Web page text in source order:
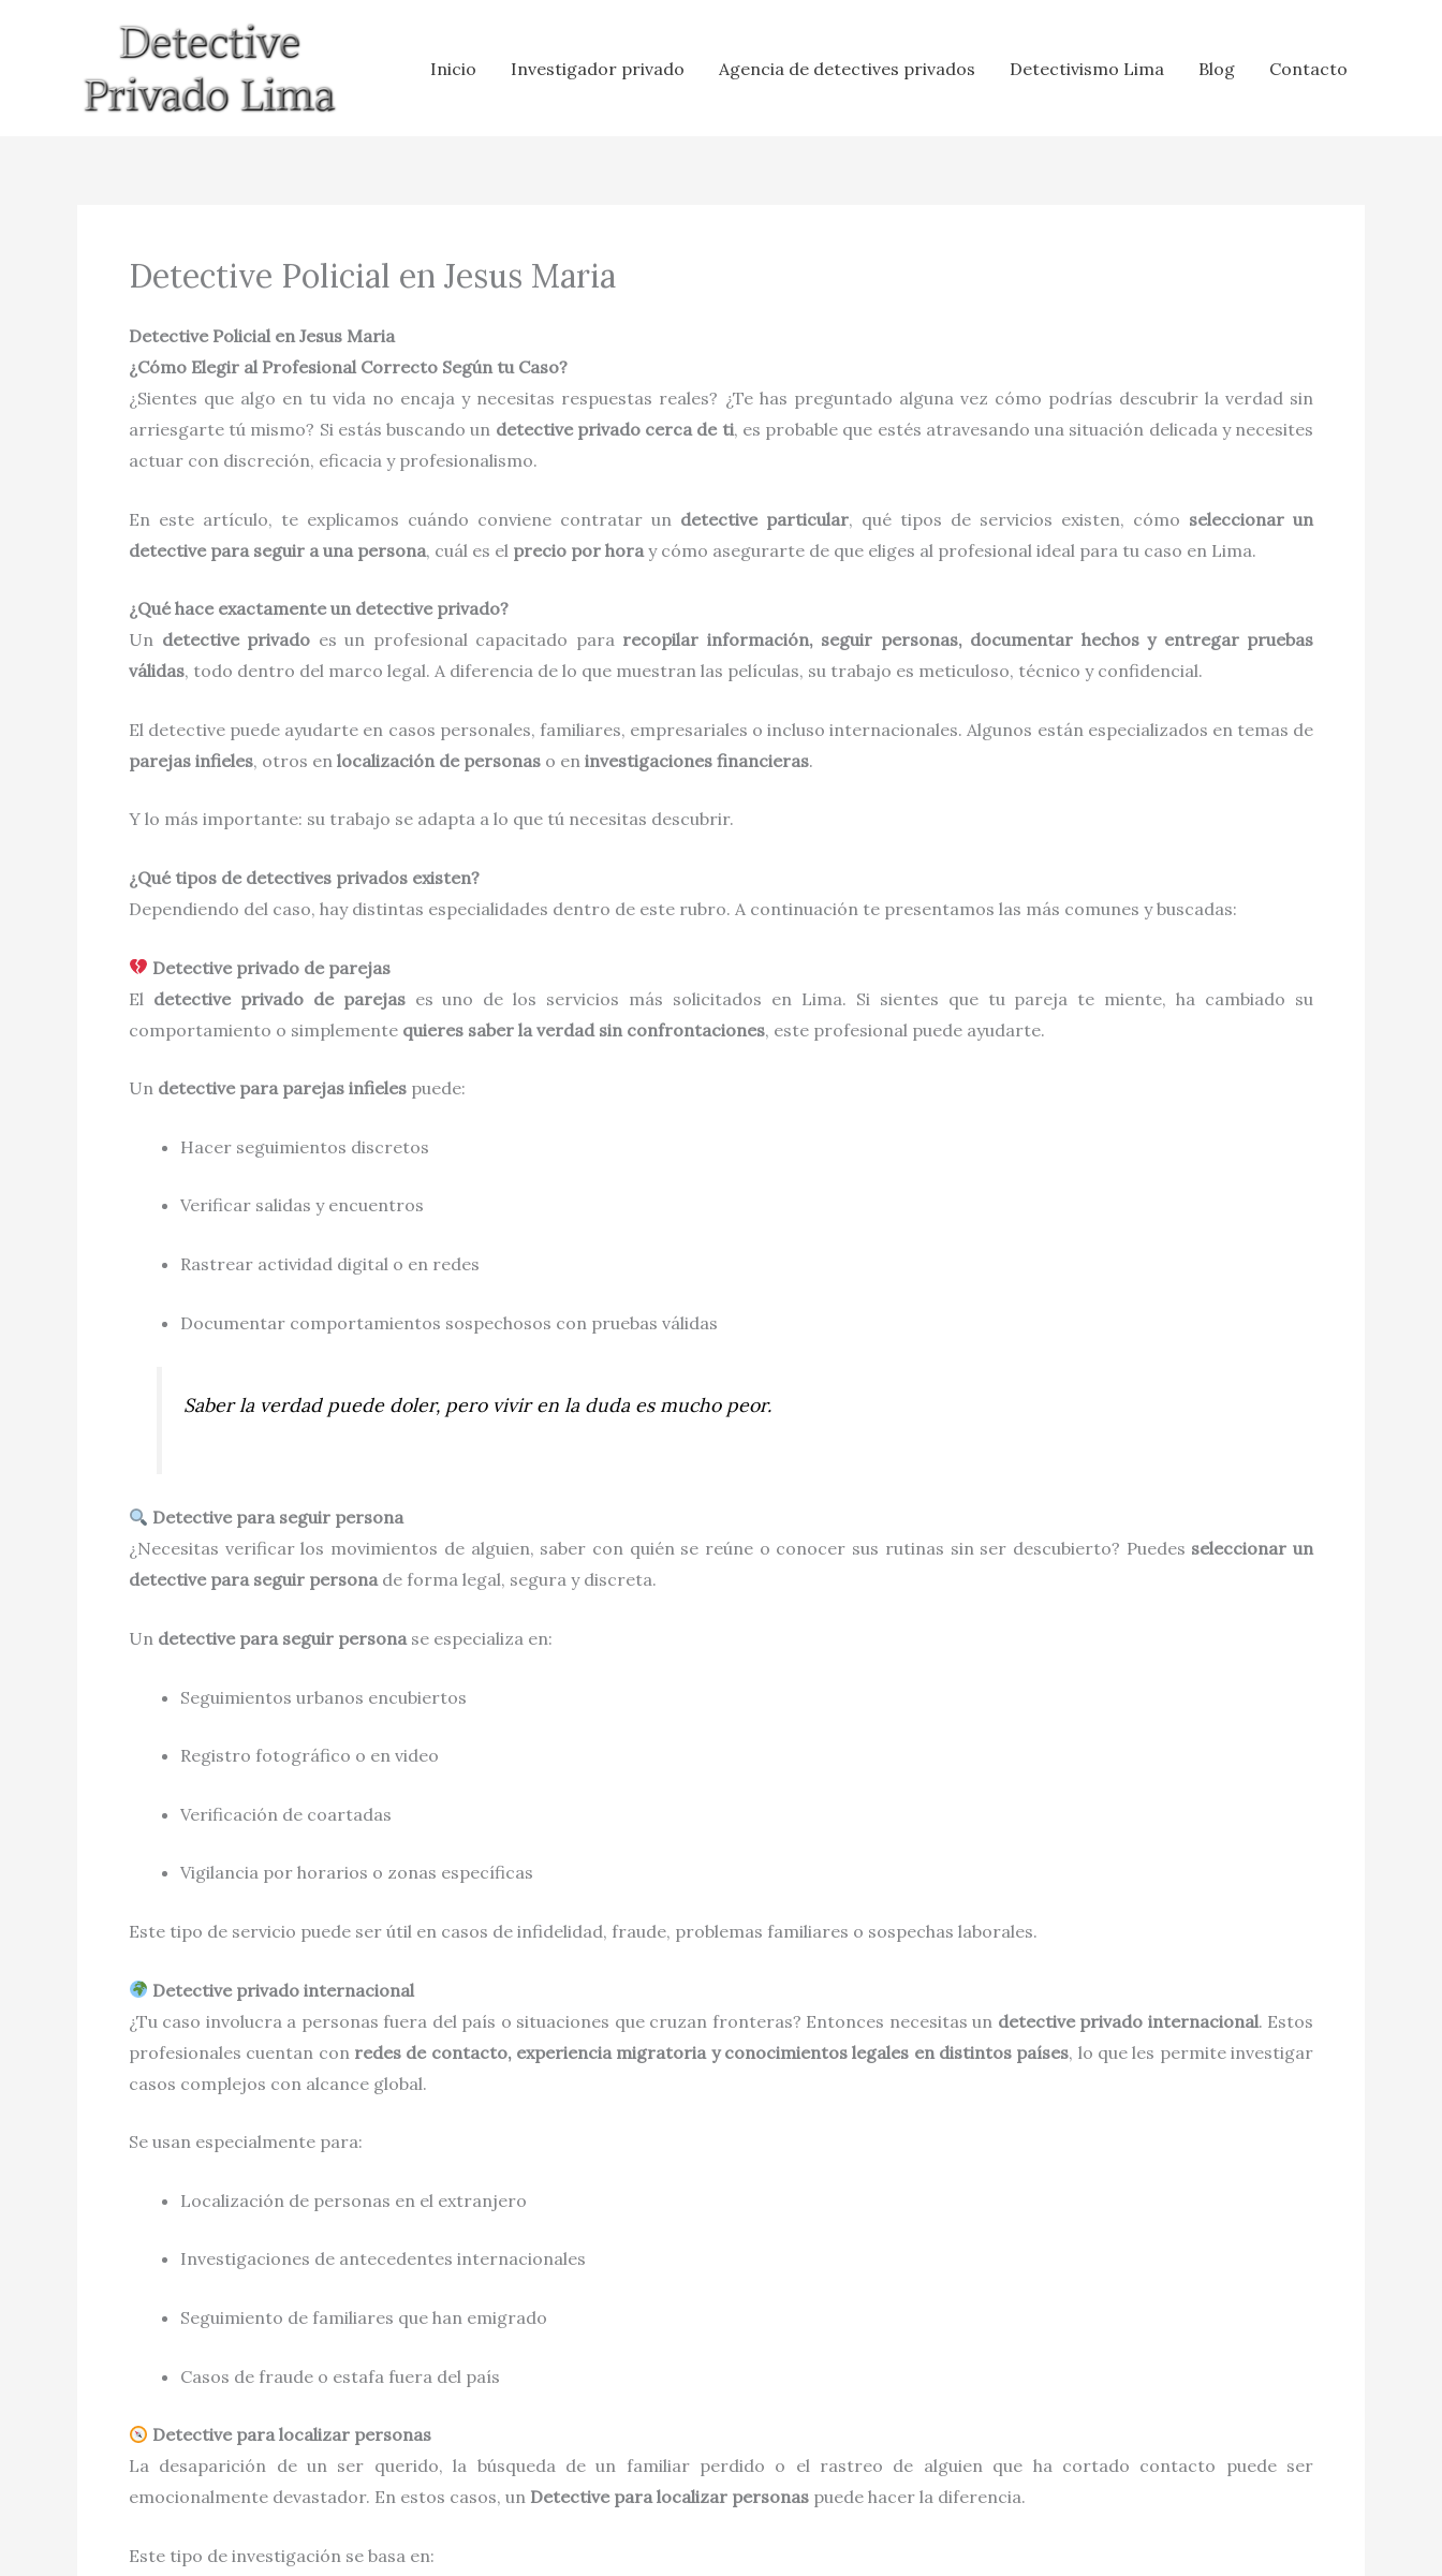
Inicio Investigador privado Agencia de detectives privados Detectivismo Lima Blog Contacto
Detective Policial en Jesus Maria
Detective Policial en Jesus Maria
¿Cómo Elegir al Profesional Correcto Según tu Caso?
¿Sientes que algo en tu vida no encaja y necesitas respuestas reales? ¿Te has preguntado alguna vez cómo podrías descubrir la verdad sin
arriesgarte tú mismo? Si estás buscando un detective privado cerca de ti, es probable que estés atravesando una situación delicada y necesites
actuar con discreción, eficacia y profesionalismo.
En este artículo, te explicamos cuándo conviene contratar un detective particular, qué tipos de servicios existen, cómo seleccionar un
detective para seguir a una persona, cuál es el precio por hora y cómo asegurarte de que eliges al profesional ideal para tu caso en Lima.
¿Qué hace exactamente un detective privado?
Un detective privado es un profesional capacitado para recopilar información, seguir personas, documentar hechos y entregar pruebas
válidas, todo dentro del marco legal. A diferencia de lo que muestran las películas, su trabajo es meticuloso, técnico y confidencial.
El detective puede ayudarte en casos personales, familiares, empresariales o incluso internacionales. Algunos están especializados en temas de
parejas infieles, otros en localización de personas o en investigaciones financieras.
Y lo más importante: su trabajo se adapta a lo que tú necesitas descubrir.
¿Qué tipos de detectives privados existen?
Dependiendo del caso, hay distintas especialidades dentro de este rubro. A continuación te presentamos las más comunes y buscadas:
Detective privado de parejas
El detective privado de parejases uno de los servicios más solicitados en Lima. Si sientes que tu pareja te miente, ha cambiado su
comportamiento o simplemente quieres saber la verdad sin confrontaciones, este profesional puede ayudarte.
Un detective para parejas infieles puede:
Hacer seguimientos discretos
Verificar salidas y encuentros
Rastrear actividad digital o en redes
Documentar comportamientos sospechosos con pruebas válidas
Saber la verdad puede doler, pero vivir en la duda es mucho peor.
Detective para seguir persona
¿Necesitas verificar los movimientos de alguien, saber con quién se reúne o conocer sus rutinas sin ser descubierto? Puedes seleccionar un
detective para seguir personade forma legal, segura y discreta.
Un detective para seguir personase especializa en:
Seguimientos urbanos encubiertos
Registro fotográfico o en video
Verificación de coartadas
Vigilancia por horarios o zonas específicas
Este tipo de servicio puede ser útil en casos de infidelidad, fraude, problemas familiares o sospechas laborales.
Detective privado internacional
¿Tu caso involucra a personas fuera del país o situaciones que cruzan fronteras? Entonces necesitas un detective privado internacional. Estos
profesionales cuentan con redes de contacto, experiencia migratoria y conocimientos legales en distintos países, lo que les permite investigar
casos complejos con alcance global.
Se usan especialmente para:
Localización de personas en el extranjero
Investigaciones de antecedentes internacionales
Seguimiento de familiares que han emigrado
Casos de fraude o estafa fuera del país
Detective para localizar personas
La desaparición de un ser querido, la búsqueda de un familiar perdido o el rastreo de alguien que ha cortado contacto puede ser
emocionalmente devastador. En estos casos, un Detective para localizar personas puede hacer la diferencia.
Este tipo de investigación se basa en: